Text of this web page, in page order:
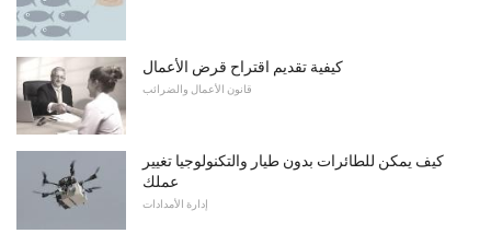
كيفية تقديم اقتراح قرض الأعمال
قانون الأعمال والضرائب
كيف يمكن للطائرات بدون طيار والتكنولوجيا تغيير
عملك
إدارة الأمدادات